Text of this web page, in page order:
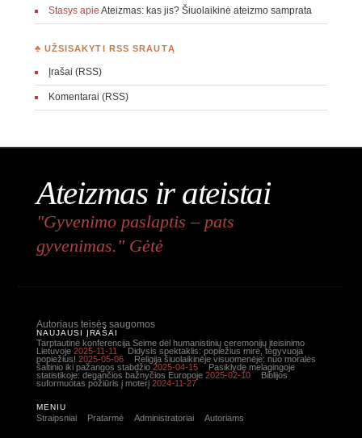
Stasysapie Ateizmas: kas jis? Šiuolaikinė ateizmo samprata
♣ UŽSISAKYTI RSS SRAUTĄ
Įrašai (RSS)
Komentarai (RSS)
Ateizmas ir ateistai
"Gyvenimo paslaptis – pats
gyvenimas." Gėtė
Autoriaus teisės saugomos
NAUJAUSI ĮRAŠAI
Tarptautinė konferencija Seime dėl humanistinių ceremonijų įteisinimo
Lietuvoje 2025-11-11
Didysis spektaklis: popiežius mirė, tegyvuoja
popiežius! 2025-05-06
Religija šiuolaikinėje visuomenėje: nuo moralės
šaltinio iki pažangos stabdžio 2025-04-15
Pasiklydę melagingoje
statistikoje: degančios bažnyčios Europoje 2025-02-10
Biblijos
suformuotas požiūris į moterį 2024-11-27
MENIU
Straipsniai Pratarmė Administratoriai Autoriams